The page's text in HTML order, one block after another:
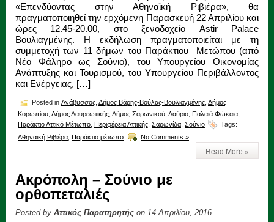
«Επενδύοντας στην Αθηναϊκή Ριβιέρα», θα
πραγματοποιηθεί την ερχόμενη Παρασκευή 22 Απριλίου και
ώρες 12.45-20.00, στο ξενοδοχείο Astir Palace
Βουλιαγμένης. Η εκδήλωση πραγματοποιείται με τη
συμμετοχή των 11 δήμων του Παράκτιου Μετώπου (από
Νέο Φάληρο ως Σούνιο), του Υπουργείου Οικονομίας
Ανάπτυξης και Τουρισμού, του Υπουργείου Περιβάλλοντος
και Ενέργειας, […]
Posted in Ανάβυσσος Δήμος Βάρης-Βούλας-Βουλιαγμένης Δήμος
Κορωπίου Δήμος Λαυρεωτικής Δήμος Σαρωνικού Λαύριο Παλαιά Φώκαια
Παράκτιο Αττικό Μέτωπο Περιφέρεια Αττικής Σαρωνίδα Σούνιο
Tags:
Αθηναϊκή Ριβιέρα Παράκτιο μέτωπο No Comments »
Read More »
Ακρόπολη – Σούνιο με
ορθοπεταλιές
Posted by Αττικός Παρατηρητής on 14 Απριλίου, 2016